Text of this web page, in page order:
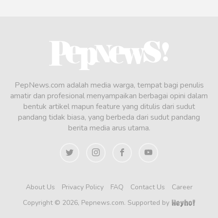
PepNews.com adalah media warga, tempat bagi penulis
amatir dan profesional menyampaikan berbagai opini dalam
bentuk artikel mapun feature yang ditulis dari sudut
pandang tidak biasa, yang berbeda dari sudut pandang
berita media arus utama.
About Us Privacy Policy FAQ Contact Us
Career
Copyright © 2026, Pepnews.com. Supported by